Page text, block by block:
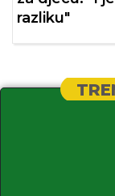
razliku"